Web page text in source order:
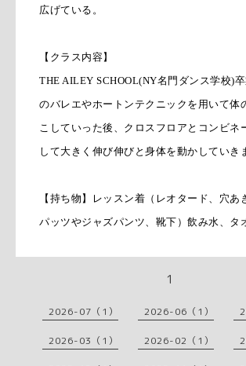
広げている。
【クラス内容】
THE AILEY SCHOOL(NY名門ダンス学校)
のバレエやホートンテクニックを用いて体
こしていった後、クロスフロアとコンビネ
して大きく伸び伸びと身体を動かしていき
【持ち物】レッスン着（レオタード、穴あ
パッツやジャズパンツ、靴下）飲み水、タ
1
2026-07（1） 2026-06（1）
2026-03（1） 2026-02（1）